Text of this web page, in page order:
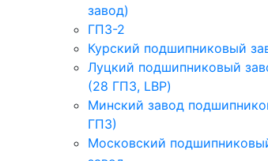
завод)
ГПЗ-2
Курский подшипниковый
Луцкий подшипниковый
(28 ГПЗ, LBP)
Минский завод
ГПЗ)
Московский